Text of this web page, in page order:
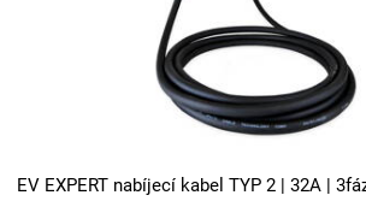
EV EXPERT nabíjecí kabel TYP 2 | 32A |